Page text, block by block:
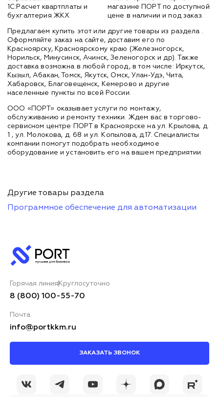
1C:Расчет квартплаты и
бухгалтерия ЖКХ
магазине ПОРТ по доступной
цене в наличии и под заказ.
Предлагаем купить этот или другие товары из раздела .
Оформляйте заказ на сайте, доставим его по
Красноярску, Красноярскому краю (Железногорск,
Норильск, Минусинск, Ачинск, Зеленогорск и др). Также
доставка возможна в любой город, в том числе: Иркутск,
Кызыл, Абакан, Томск, Якутск, Омск, Улан-Удэ, Чита,
Хабаровск, Благовещенск, Кемерово и другие
населенные пункты по всей России.
ООО «ПОРТ» оказывает услуги по монтажу,
обслуживанию и ремонту техники. Ждем вас в торгово-
сервисном центре ПОРТ в Красноярске на ул. Крылова, д.
1 , ул. Молокова, д. 68 и ул. Копылова, д.17. Специалисты
компании помогут подобрать необходимое
оборудование и установить его на вашем предприятии.
Другие товары раздела
Программное обеспечение для автоматизации
Горячая линия Круглосуточно
8 (800) 100-55-70
Почта
info@portkkm.ru
ЗАКАЗАТЬ ЗВОНОК